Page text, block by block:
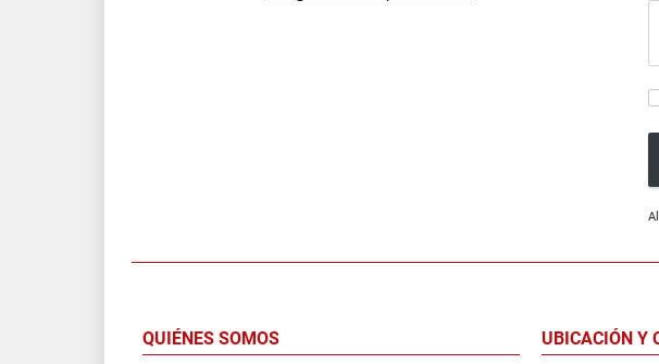
QUIÉNES SOMOS UBICACIÓN Y